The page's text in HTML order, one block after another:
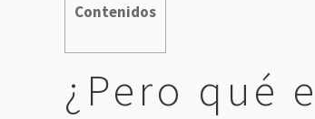
Contenidos
¿Pero qué